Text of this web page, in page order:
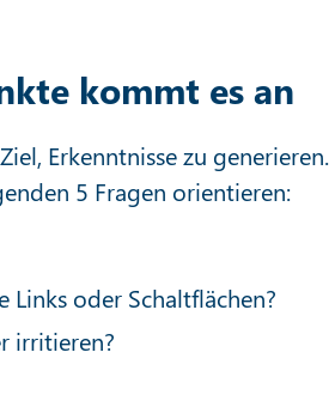
kommt es an
Erkenntnisse zu
5 Fragen orientieren:
Links oder Schaltflächen?
irritieren?